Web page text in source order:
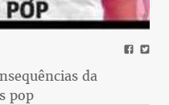
da
pop